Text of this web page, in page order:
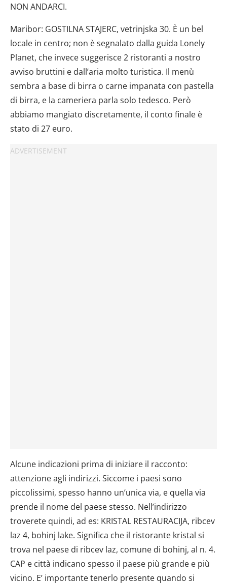
informazioni sul modo in cui utilizzi il nostro sito con i
pubblicità e social media, i quali potrebbero combinarle
con altre informazioni che hai fornito loro o che hanno
raccolto dal tuo utilizzo dei loro servizi.
NON ANDARCI.
Maribor: GOSTILNA STAJERC, vetrinjska 30. È un bel
locale in centro; non è segnalato dalla guida Lonely
Planet, che invece suggerisce 2 ristoranti a nostro
avviso bruttini e dall’aria molto turistica. Il menù
sembra a base di birra o carne impanata con pastella
di birra, e la cameriera parla solo tedesco. Però
abbiamo mangiato discretamente, il conto finale è
stato di 27 euro.
Alcune indicazioni prima di iniziare il racconto:
attenzione agli indirizzi. Siccome i paesi sono
piccolissimi, spesso hanno un’unica via, e quella via
prende il nome del paese stesso. Nell’indirizzo
troverete quindi, ad es: KRISTAL RESTAURACIJA, ribcev
laz 4, bohinj lake. Significa che il ristorante kristal si
trova nel paese di ribcev laz, comune di bohinj, al n. 4.
CAP e città indicano spesso il paese più grande e più
vicino. E’ importante tenerlo presente quando si